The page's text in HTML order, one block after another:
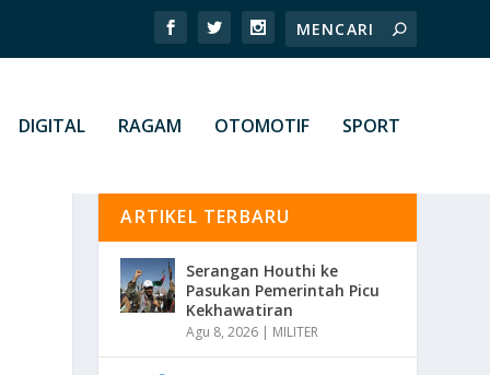
DIGITAL RAGAM OTOMOTIF SPORT
ARTIKEL TERBARU
Serangan Houthi ke
Pasukan Pemerintah Picu
Kekhawatiran
Agu 8, 2026 | MILITER